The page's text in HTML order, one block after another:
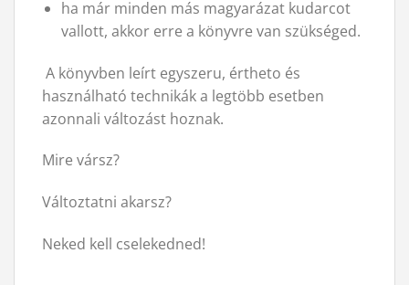
ha már minden más magyarázat kudarcot
vallott, akkor erre a könyvre van szükséged.
A könyvben leírt egyszeru, értheto és
használható technikák a legtöbb esetben
azonnali változást hoznak.
Mire vársz?
Változtatni akarsz?
Neked kell cselekedned!